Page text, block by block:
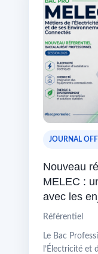
JOURNAL
Nouveau
MELEC :
avec les
Référentiel
Le Bac
l’Électricité et